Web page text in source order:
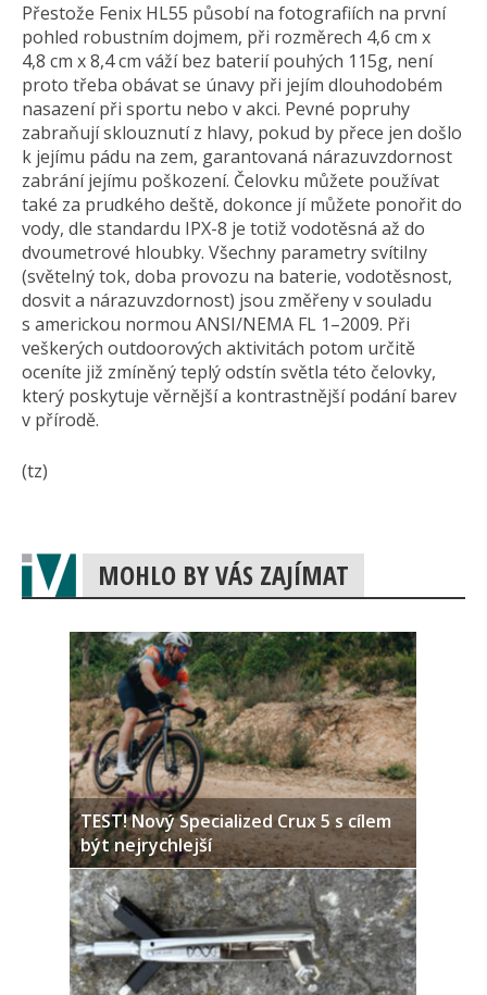
Přestože Fenix HL55 působí na fotografiích na první
pohled robustním dojmem, při rozměrech 4,6 cm x
4,8 cm x 8,4 cm váží bez baterií pouhých 115g, není
proto třeba obávat se únavy při jejím dlouhodobém
nasazení při sportu nebo v akci. Pevné popruhy
zabraňují sklouznutí z hlavy, pokud by přece jen došlo
k jejímu pádu na zem, garantovaná nárazuvzdornost
zabrání jejímu poškození. Čelovku můžete používat
také za prudkého deště, dokonce jí můžete ponořit do
vody, dle standardu IPX-8 je totiž vodotěsná až do
dvoumetrové hloubky. Všechny parametry svítilny
(světelný tok, doba provozu na baterie, vodotěsnost,
dosvit a nárazuvzdornost) jsou změřeny v souladu
s americkou normou ANSI/NEMA FL 1–2009. Při
veškerých outdoorových aktivitách potom určitě
oceníte již zmíněný teplý odstín světla této čelovky,
který poskytuje věrnější a kontrastnější podání barev
v přírodě.
(tz)
MOHLO BY VÁS ZAJÍMAT
TEST! Nový Specialized Crux 5 s cílem
být nejrychlejší